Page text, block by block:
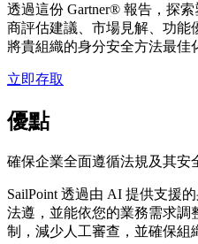
透過這份 Gartner® 報告，探
商評估建議、市場見解、功能
將貴組織的身分安全方法最佳
立即存取
優點
確保企業全面遵循法規及其安
SailPoint 透過由 AI 提供支援
法遵，並能依您的業務需求調
制，減少人工審查，並確保組